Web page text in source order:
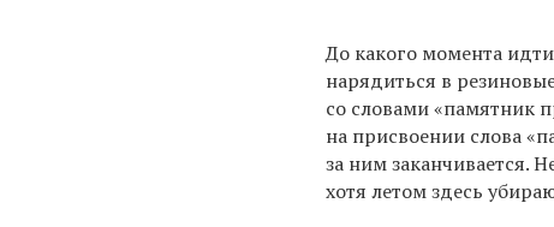
До какого момента
нарядиться в
со словами «памятник
на присвоении слова
за ним заканчивается.
хотя летом здесь